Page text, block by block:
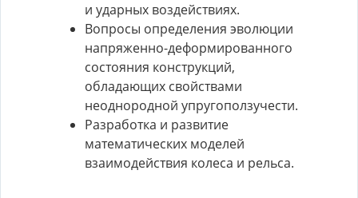
и ударных воздействиях.
Вопросы определения эволюции
напряженно-деформированного
состояния конструкций,
обладающих свойствами
неоднородной упругоползучести.
Разработка и развитие
математических моделей
взаимодействия колеса и рельса.